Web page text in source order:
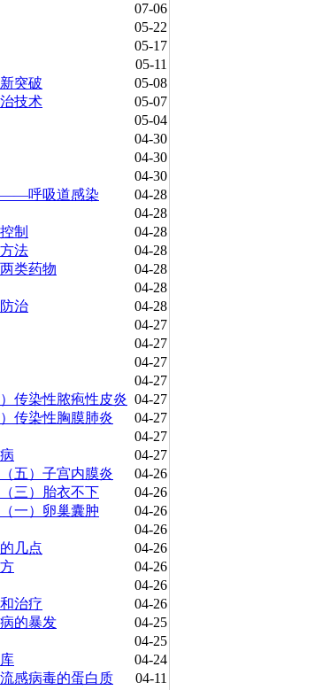
07-06
05-22
05-17
05-11
突破
05-08
技术
05-07
05-04
04-30
04-30
04-30
——呼吸道感染
04-28
04-28
制
04-28
法
04-28
类药物
04-28
04-28
治
04-28
04-27
04-27
04-27
04-27
传染性脓疱性皮炎 04-27
传染性胸膜肺炎
04-27
04-27
04-27
五）子宫内膜炎
04-26
三）胎衣不下
04-26
一）卵巢囊肿
04-26
04-26
几点
04-26
04-26
04-26
治疗
04-26
的暴发
04-25
04-25
04-24
感病毒的蛋白质
04-11